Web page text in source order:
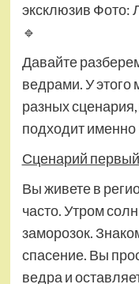
эксклюзив Фото:
🔹
Давайте
ведрами. У этого
разных
подходит именно
Сценарий
Вы живете в
часто. Утром
заморозок.
спасение. Вы
ведра и